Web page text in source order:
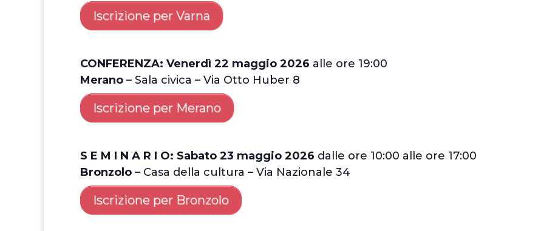
Iscrizione per Varna
CONFERENZA: Venerdì 22 maggio 2026 alle ore 19:00
Merano – Sala civica – Via Otto Huber 8
Iscrizione per Merano
S E M I N A R I O: Sabato 23 maggio 2026 dalle ore 10:00 alle ore 17:00
Bronzolo – Casa della cultura – Via Nazionale 34
Iscrizione per Bronzolo